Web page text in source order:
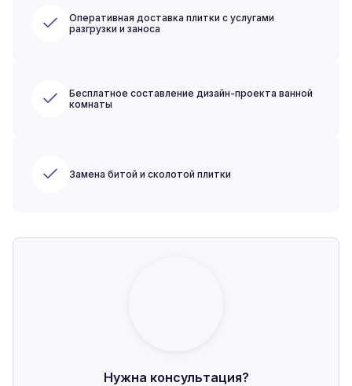
Оперативная доставка плитки с услугами
разгрузки и заноса
Бесплатное составление дизайн-проекта ванной
комнаты
Замена битой и сколотой плитки
Нужна консультация?